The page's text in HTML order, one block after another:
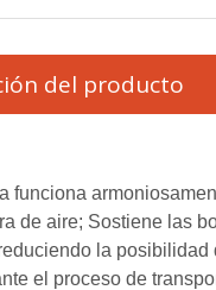
del producto
funciona
de aire; Sostiene las
la posibilidad
el proceso de